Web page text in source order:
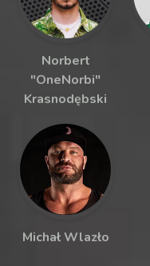
Norbert
"OneNorbi"
Krasnodębski
Michał Wlazło